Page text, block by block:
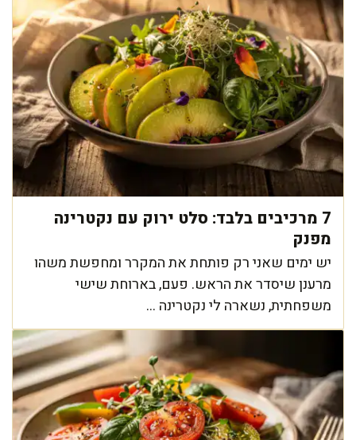
7 מרכיבים בלבד: סלט ירוק עם נקטרינה
מפנק
יש ימים שאני רק פותחת את המקרר ומחפשת משהו
מרענן שיסדר את הראש. פעם, בארוחת שישי
משפחתית, נשארה לי נקטרינה ...